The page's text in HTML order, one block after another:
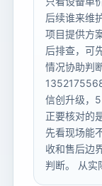
后续谁来维
项目提供方
后排查，可
情况协助判
信创升级，
正要核对的
先看现场能
收和售后边
判断。 从实